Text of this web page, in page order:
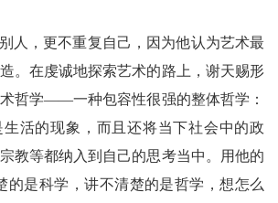
人，更不重复自己，因为他认为艺术最
。在虔诚地探索艺术的路上，谢天赐形
哲学——一种包容性很强的整体哲学：
活的现象，而且还将当下社会中的政
教等都纳入到自己的思考当中。用他的
的是科学，讲不清楚的是哲学，想怎么